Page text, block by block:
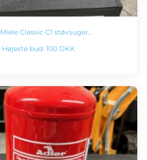
Miele Classic C1 støvsuger…
Højeste bud: 100 DKK